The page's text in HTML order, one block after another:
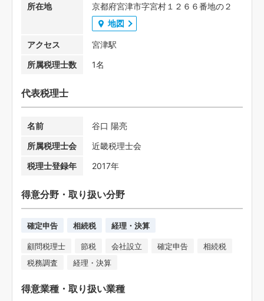
所在地
京都府宮津市字宮村１２６６番地の２
地図
アクセス
宮津駅
所属税理士数
1名
代表税理士
名前
谷口 陽亮
所属税理士会
近畿税理士会
税理士登録年
2017年
得意分野・取り扱い分野
確定申告 相続税 経理・決算
顧問税理士 節税 会社設立 確定申告
相続税
税務調査
経理・決算
得意業種・取り扱い業種